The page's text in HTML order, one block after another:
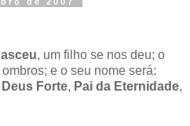
, um filho se nos deu; o
e o seu nome será:
Deus Forte, Pai da Eternidade,